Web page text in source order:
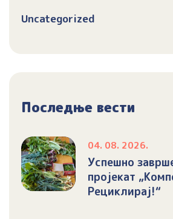
Uncategorized
Последње вести
04. 08. 2026.
Успешно
пројекат
Рециклирај!“